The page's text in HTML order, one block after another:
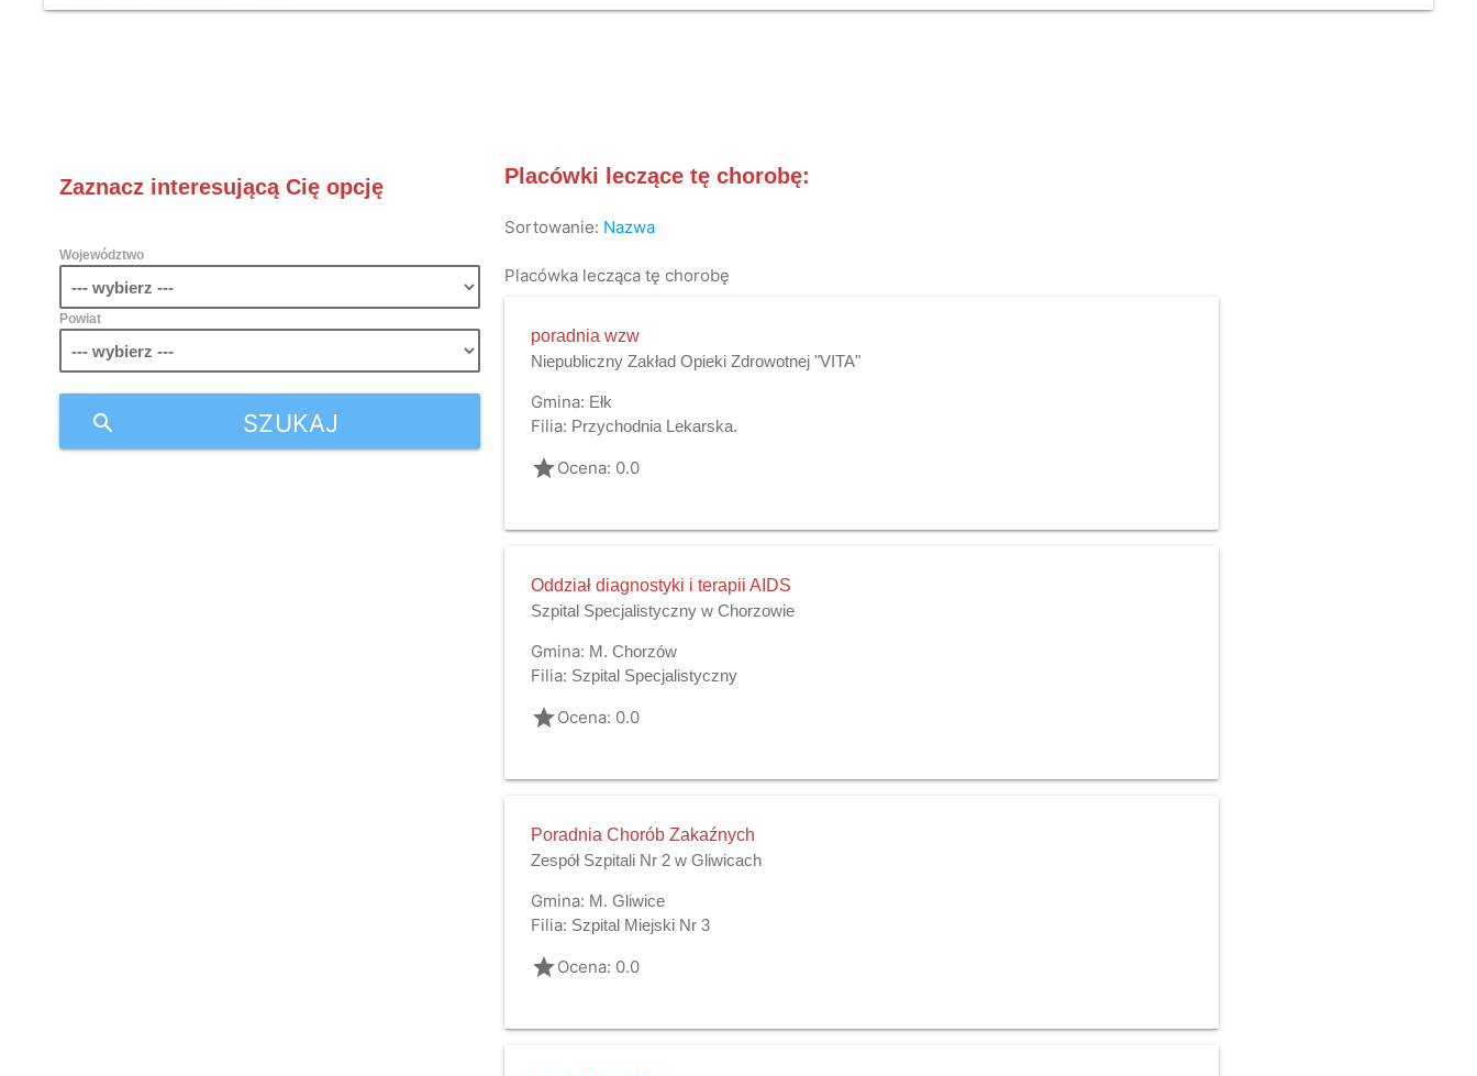
Zaznacz interesującą Cię opcję
Województwo
Powiat
SZUKAJ
search
Placówki leczące tę chorobę:
Sortowanie: Nazwa
Placówka lecząca tę chorobę
poradnia wzw
Niepubliczny Zakład Opieki Zdrowotnej "VITA"
Gmina: Ełk
Filia: Przychodnia Lekarska.
gradeOcena: 0.0
Oddział diagnostyki i terapii AIDS
Szpital Specjalistyczny w Chorzowie
Gmina: M. Chorzów
Filia: Szpital Specjalistyczny
gradeOcena: 0.0
Poradnia Chorób Zakaźnych
Zespół Szpitali Nr 2 w Gliwicach
Gmina: M. Gliwice
Filia: Szpital Miejski Nr 3
gradeOcena: 0.0